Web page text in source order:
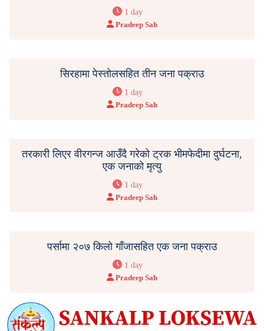
1 day
Pradeep Sah
सिरहामा पेस्तोलसहित तीन जना पक्राउ
1 day
Pradeep Sah
तरकारी लिएर वीरगन्ज आउँदै गरेको ट्रक भीमफेदीमा दुर्घटना,
एक जनाको मृत्यु
1 day
Pradeep Sah
पर्सामा २०७ किलो गाँजासहित एक जना पक्राउ
1 day
Pradeep Sah